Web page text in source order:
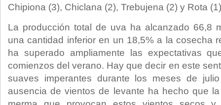
Chipiona (3), Chiclana (2), Trebujena (2) y Rota
La producción total de uva ha alcanzado 66,8
una cantidad inferior en un 18,5% a la cosecha
ha superado ampliamente las expectativas
comienzos del verano. Hay que decir en este
suaves imperantes durante los meses de
ausencia de vientos de levante ha hecho que